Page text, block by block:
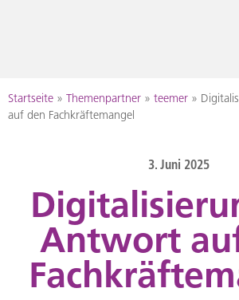
to
Startseite » Themenpartner » teemer »
auf den Fachkräftemangel
3. Juni 2025
Antwort